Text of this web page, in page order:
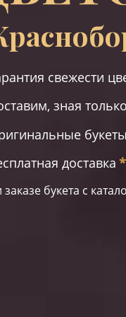
свежести
зная
букеты
доставка *
букета с